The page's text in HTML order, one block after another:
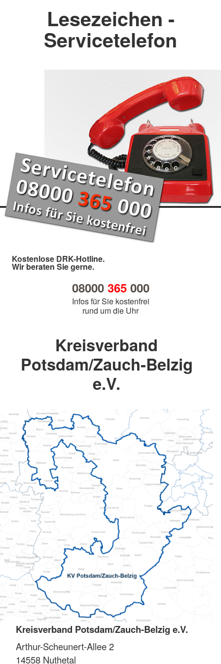
Lesezeichen -
Servicetelefon
Kostenlose DRK-Hotline.
Wir beraten Sie gerne.
08000 365000
Infos für Sie kostenfrei
rund um die Uhr
Kreisverband
Potsdam/Zauch-Belzig
e.V.
Kreisverband Potsdam/Zauch-Belzig e.V.
Arthur-Scheunert-Allee 2
14558 Nuthetal